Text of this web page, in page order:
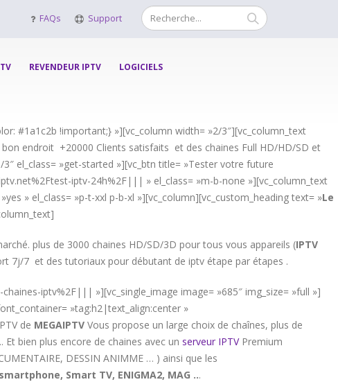
FAQs Support
REVENDEUR IPTV LOGICIELS
#1a1c2b !important;} »][vc_column width= »2/3″][vc_column_text
endroit +20000 Clients satisfaits et des chaines Full HD/HD/SD et
el_class= »get-started »][vc_btn title= »Tester votre future
iptv-24h%2F||| » el_class= »m-b-none »][vc_column_text
» el_class= »p-t-xxl p-b-xl »][vc_column][vc_custom_heading text= »Le
plus de 3000 chaines HD/SD/3D pour tous vous appareils (IPTV
7j/7 et des tutoriaux pour débutant de iptv étape par étapes .
iptv%2F||| »][vc_single_image image= »685″ img_size= »full »]
»tag:h2|text_align:center »
de MEGAIPTV Vous propose un large choix de chaînes, plus de
bien plus encore de chaines avec un serveur IPTVPremium
DESSIN ANIMME … ) ainsi que les
smartphone, Smart TV, ENIGMA2, MAG ...